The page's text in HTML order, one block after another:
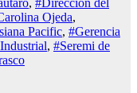
Ojeda,
Pacific, #Gerencia
, #Seremi de